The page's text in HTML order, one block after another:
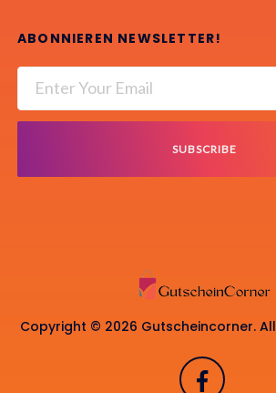
ABONNIEREN NEWSLETTER!
SUBSCRIBE
Copyright © 2026 Gutscheincorner.